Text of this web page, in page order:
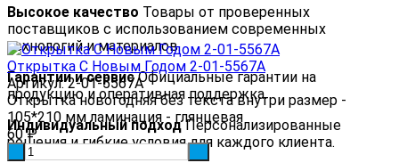
Высокое качество Товары от проверенных
поставщиков с использованием современных
технологий и материалов.
Гарантии и сервисОфициальные гарантии на
продукцию и оперативная поддержка.
Индивидуальный подходПерсонализированные
решения и гибкие условия для каждого клиента.
Открытка С Новым Годом 2-01-5567А
Артикул: 2-01-5567А
Открытка новогодняя без текста внутри размер -
105*210 мм ламинация - глянцевая
60₽